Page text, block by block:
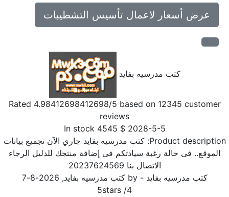
عرض أسعار لاعمال تأسيس التشطيبات
كتب مدرسيه بفايد
Rated4.98412698412698/5 based on12345customer
reviews
2028-5-5
$
4545
In stock
Product كتب مدرسيه بفايد جاري الآن تجميع بيانات
الموقع.. فى حالة رغبة سيادتكم فى إضافة منتجك للدليل الرجاء
الاتصال بنا 20237624569
كتب مدرسيه بفايد- by كتب مدرسيه بفايد,
2026-8-7
/
5stars